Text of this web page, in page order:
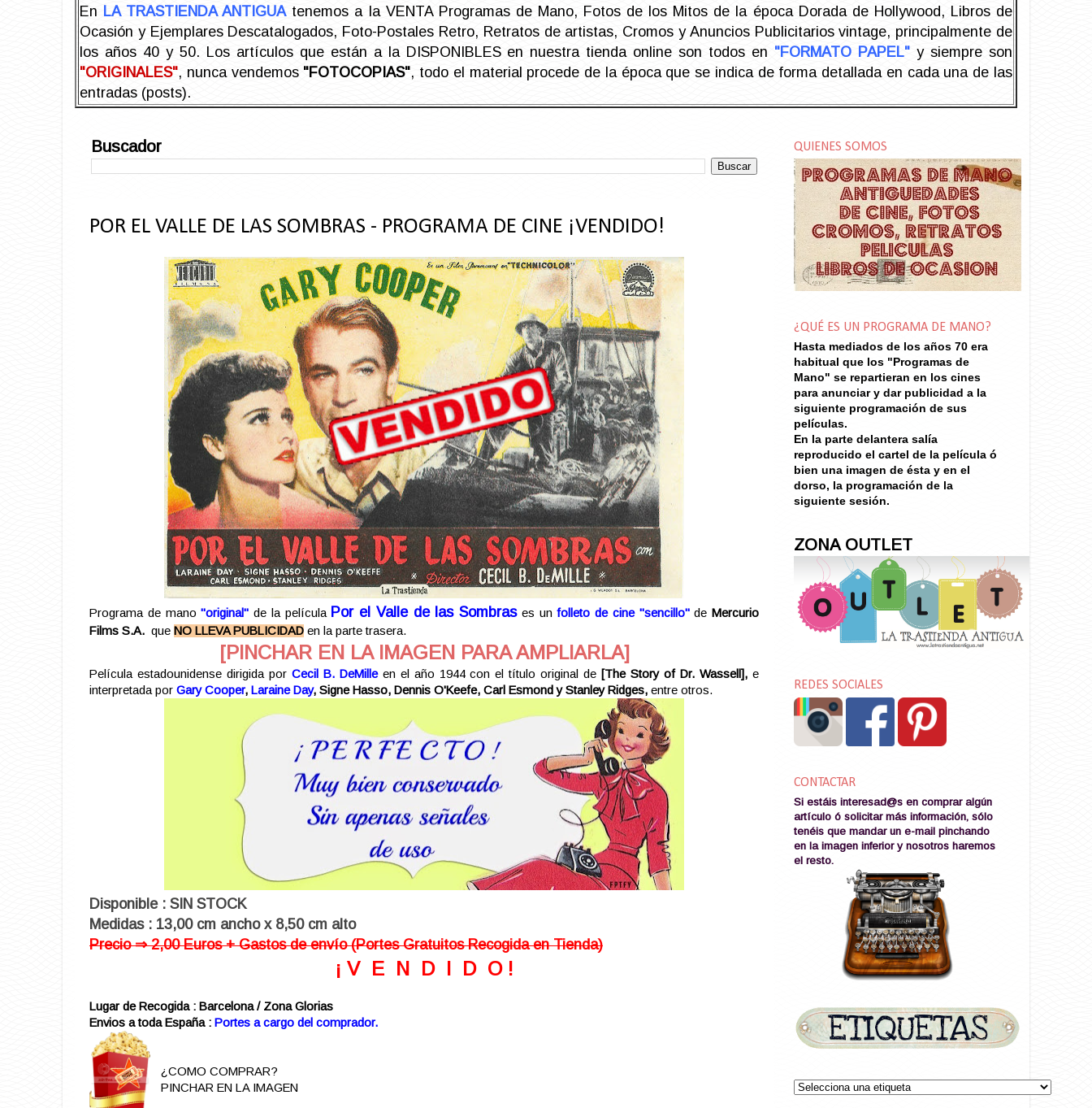
En LA TRASTIENDA ANTIGUAtenemos a la VENTA Programas de Mano, Fotos de los Mitos de la época Dorada de Hollywood, Libros de
Ocasión y Ejemplares Descatalogados, Foto-Postales Retro, Retratos de artistas, Cromos y Anuncios Publicitarios vintage, principalmente de
los años 40 y 50. Los artículos que están a la DISPONIBLES en nuestra tienda online son todos en "FORMATO PAPEL" y siempre son
"ORIGINALES", nunca vendemos "FOTOCOPIAS", todo el material procede de la época que se indica de forma detallada en cada una de las
entradas (posts).
Buscador
POR EL VALLE DE LAS SOMBRAS - PROGRAMA DE CINE ¡VENDIDO!
Programa de mano"original" de la película Por el Valle de las Sombrases unfolleto de cine "sencillo"de Mercurio
Films S.A. que NO LLEVA PUBLICIDAD en la parte trasera.
[PINCHAR EN LA IMAGEN PARA AMPLIARLA]
Película estadounidense dirigida por Cecil B. DeMilleen el año 1944 con el título original de [The Story of Dr. Wassell],e
interpretada por Gary Cooper, Laraine Day, Signe Hasso, Dennis O'Keefe, Carl Esmond y Stanley Ridges, entre otros.
Disponible : SIN STOCK
Medidas : 13,00 cm ancho x 8,50 cm alto
Precio ⇒ 2,00 Euros + Gastos de envío (Portes Gratuitos Recogida en Tienda)
¡ V E N D I D O !
Lugar de Recogida : Barcelona / Zona Glorias
Envios a toda España : Portes a cargo del comprador.
¿COMO COMPRAR?
PINCHAR EN LA IMAGEN
QUIENES SOMOS
¿QUÉ ES UN PROGRAMA DE MANO?
Hasta mediados de los años 70 era
habitual que los "Programas de
Mano" se repartieran en los cines
para anunciar y dar publicidad a la
siguiente programación de sus
películas.
En la parte delantera salía
reproducido el cartel de la película ó
bien una imagen de ésta y en el
dorso, la programación de la
siguiente sesión.
ZONA OUTLET
REDES SOCIALES
CONTACTAR
Si estáis interesad@s en comprar algún
artículo ó solicitar más información, sólo
tenéis que mandar un e-mail pinchando
en la imagen inferior y nosotros haremos
el resto.